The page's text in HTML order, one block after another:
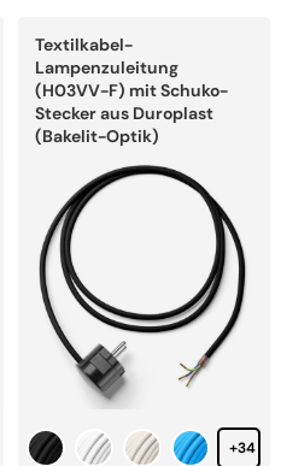
Textilkabel-
Lampenzuleitung
(H03VV-F) mit Schuko-
Stecker aus Duroplast
(Bakelit-Optik)
+34
Produkt
weist
mehrere
Varianten
auf.
Die
Produktseite
gewählt
werden